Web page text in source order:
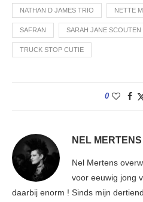
NATHAN D JAMES TRIO NETTE
SAFRAN SARAH JANE SCOUTEN
TRUCK STOP CUTIE
0
NEL MERTENS
Nel Mertens
voor eeuwig jong
daarbij enorm ! Sinds mijn